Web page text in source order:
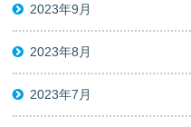
2023年9月
2023年8月
2023年7月